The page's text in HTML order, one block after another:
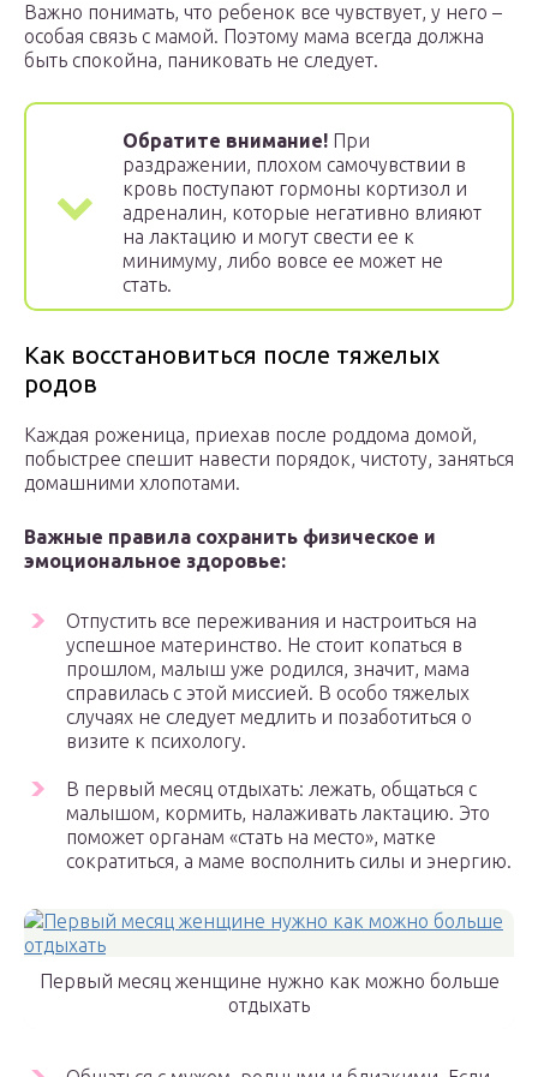
Важно понимать, что ребенок все чувствует, у него –
особая связь с мамой. Поэтому мама всегда должна
быть спокойна, паниковать не следует.
Обратите внимание! При
раздражении, плохом самочувствии в
кровь поступают гормоны кортизол и
адреналин, которые негативно влияют
на лактацию и могут свести ее к
минимуму, либо вовсе ее может не
стать.
Как восстановиться после тяжелых
родов
Каждая роженица, приехав после роддома домой,
побыстрее спешит навести порядок, чистоту, заняться
домашними хлопотами.
Важные правила сохранить физическое и
эмоциональное здоровье:
Отпустить все переживания и настроиться на
успешное материнство. Не стоит копаться в
прошлом, малыш уже родился, значит, мама
справилась с этой миссией. В особо тяжелых
случаях не следует медлить и позаботиться о
визите к психологу.
В первый месяц отдыхать: лежать, общаться с
малышом, кормить, налаживать лактацию. Это
поможет органам «стать на место», матке
сократиться, а маме восполнить силы и энергию.
Первый месяц женщине нужно как можно больше
отдыхать